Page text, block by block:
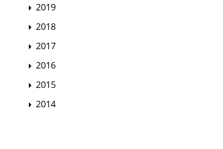
2019
2018
2017
2016
2015
2014